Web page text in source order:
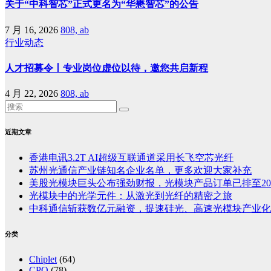
关于“中科智芯”正式更名为“华懋智芯”的公告
7 月 16, 2026 808, ab
行业动态
人才招募令丨专业岗位虚位以待，邀您共启新程
4 月 22, 2026 808, ab
近期文章
香港电讯3.2T AI超级互联通道采用长飞空芯光纤
苏州光通信产业链知名企业名单，更多欢迎大家补充
美股光模块巨头公布强劲财报，光模块产品订单已排至
光模块中的光学元件：从激光到光纤的精密之旅
中科通信斩获数亿元融资，提速硅光、高速光模块产业化
分类
Chiplet (64)